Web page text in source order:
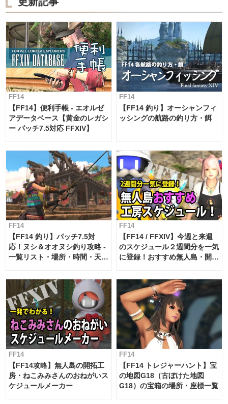
FF14
【FF14】便利手帳 - エオルゼ
アデータベース【黄金のレガシ
ー パッチ7.5対応 FFXIV】
FF14
【FF14 釣り】オーシャンフィ
ッシングの航路の釣り方・餌
FF14
【FF14 釣り】パッチ7.5対
応！ヌシ＆オオヌシ釣り攻略 -
一覧リスト・場所・時間・天
FF14
【FF14 / FFXIV】今週と来週
のスケジュール２週間分を一気
に登録！おすすめ無人島・開拓
FF14
【FF14攻略】無人島の開拓工
房・ねこみみさんのおねがいス
ケジュールメーカー
FF14
【FF14 トレジャーハント】宝
の地図G18（古ぼけた地図
G18）の宝箱の場所・座標一覧